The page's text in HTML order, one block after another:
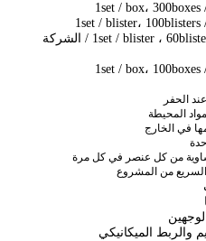
3. 50G (25G + 25G) / مجموعة ، 1set / blister ، 60blisters / الشركة
الحفر
المحيطة
في الخارج
من كل عنصر في كل مرة
الميكانيكي